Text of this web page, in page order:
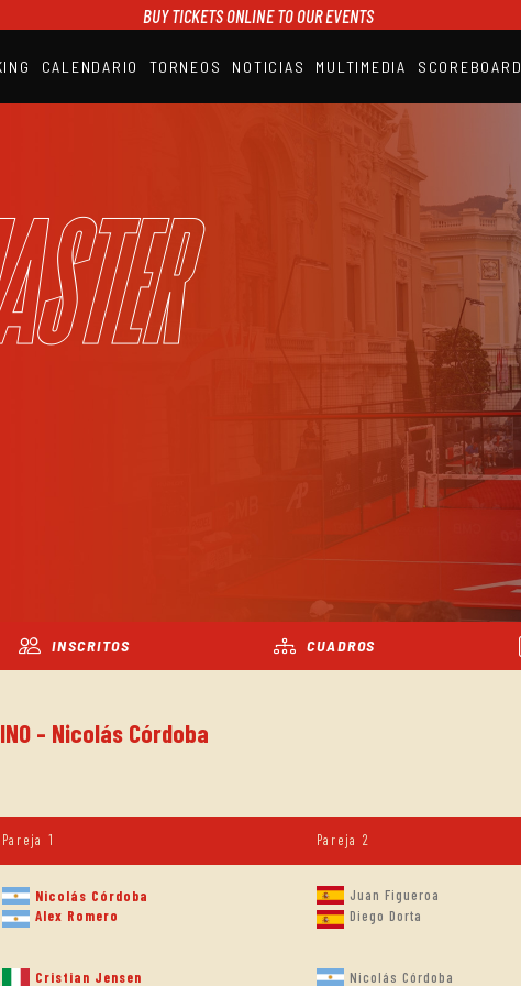
BUY TICKETS ONLINE TO OUR EVENTS
CALENDARIO TORNEOS NOTICIAS MULTIMEDIA SCOREBOARD
SCOREBOARD
INSCRITOS CUADROS
- Nicolás Córdoba
Pareja 1 Pareja 2
Nicolás Córdoba
Alex Romero
Juan Figueroa
Diego Dorta
Cristian Jensen
Nicolás Córdoba